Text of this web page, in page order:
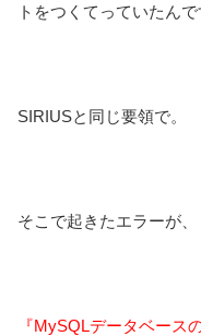
トをつくてっていたんで
SIRIUSと同じ要領で。
そこで起きたエラーが、
『MySQLデータベース